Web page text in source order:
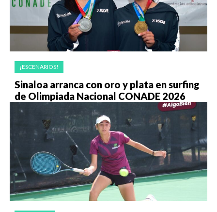
¡ESCENARIOS!
Sinaloa arranca con oro y plata en surfing
de Olimpiada Nacional CONADE 2026